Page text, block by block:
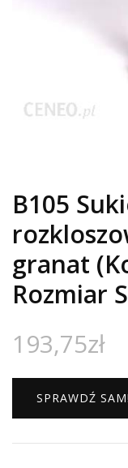
B105
granat
Rozmiar
193,75zł
SPRAWDŹ SAM!